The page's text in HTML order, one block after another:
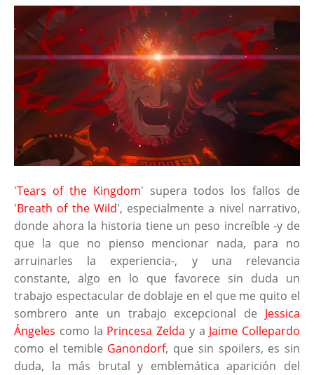
'Tears of the Kingdom' supera todos los fallos de
'Breath of the Wild', especialmente a nivel narrativo,
donde ahora la historia tiene un peso increíble -y de
que la que no pienso mencionar nada, para no
arruinarles la experiencia-, y una relevancia
constante, algo en lo que favorece sin duda un
trabajo espectacular de doblaje en el que me quito el
sombrero ante un trabajo excepcional de Jessica
Ángeles como la Princesa Zelda y a Jaime Collepardo
como el temible Ganondorf, que sin spoilers, es sin
duda, la más brutal y emblemática aparición del